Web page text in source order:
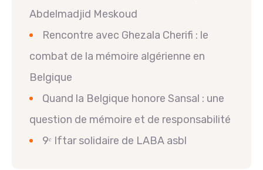
Abdelmadjid Meskoud
Rencontre avec Ghezala Cherifi : le
combat de la mémoire algérienne en
Belgique
Quand la Belgique honore Sansal : une
question de mémoire et de responsabilité
9ᵉ Iftar solidaire de LABA asbl